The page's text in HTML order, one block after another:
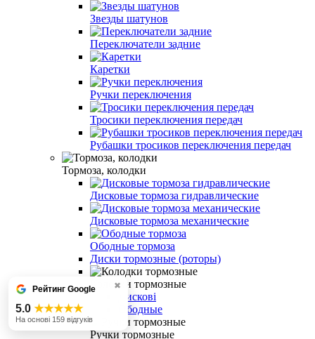
Звезды шатунов
Переключатели задние
Каретки
Ручки переключения
Тросики переключения передач
Рубашки тросиков переключения передач
Тормоза, колодки
Дисковые тормоза гидравлические
Дисковые тормоза механические
Ободные тормоза
Диски тормозные (роторы)
Колодки тормозные
Дискові
Ободные
Ручки тормозные
✖
Рейтинг Google
5.0 ★★★★★
На основі 159 відгуків